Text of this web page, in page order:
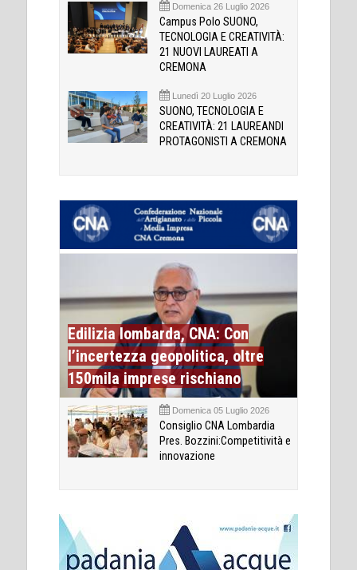
Domenica 26 Luglio 2026
Campus Polo SUONO,
TECNOLOGIA E CREATIVITÀ:
21 NUOVI LAUREATI A
CREMONA
Lunedì 20 Luglio 2026
SUONO, TECNOLOGIA E
CREATIVITÀ: 21 LAUREANDI
PROTAGONISTI A CREMONA
Edilizia lombarda, CNA: Con
l’incertezza geopolitica, oltre
150mila imprese rischiano
Domenica 05 Luglio 2026
Consiglio CNA Lombardia
Pres. Bozzini:Competitività e
innovazione